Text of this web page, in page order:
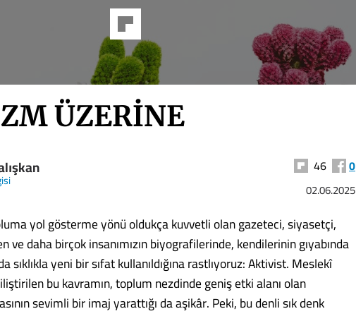
ÜZERİNE
46 0
02.06.2025
yol gösterme yönü oldukça kuvvetli olan gazeteci, siyasetçi,
ve daha birçok insanımızın biyografilerinde, kendilerinin gıyabında
sıklıkla yeni bir sıfat kullanıldığına rastlıyoruz: Aktivist. Meslekî
iliştirilen bu kavramın, toplum nezdinde geniş etki alanı olan
sevimli bir imaj yarattığı da aşikâr. Peki, bu denli sık denk